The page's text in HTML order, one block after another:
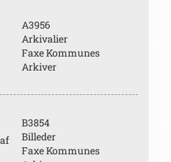
A3956
Arkivalier
Faxe Kommunes
Arkiver
B3854
Billeder
Faxe Kommunes